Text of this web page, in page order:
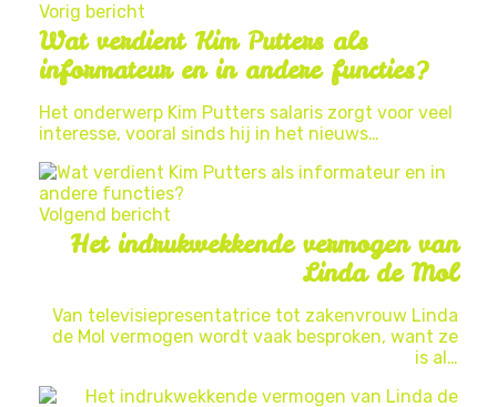
Vorig bericht
Wat verdient Kim Putters als
informateur en in andere functies?
Het onderwerp Kim Putters salaris zorgt voor veel
interesse, vooral sinds hij in het nieuws…
Volgend bericht
Het indrukwekkende vermogen van
Linda de Mol
Van televisiepresentatrice tot zakenvrouw Linda
de Mol vermogen wordt vaak besproken, want ze
is al…